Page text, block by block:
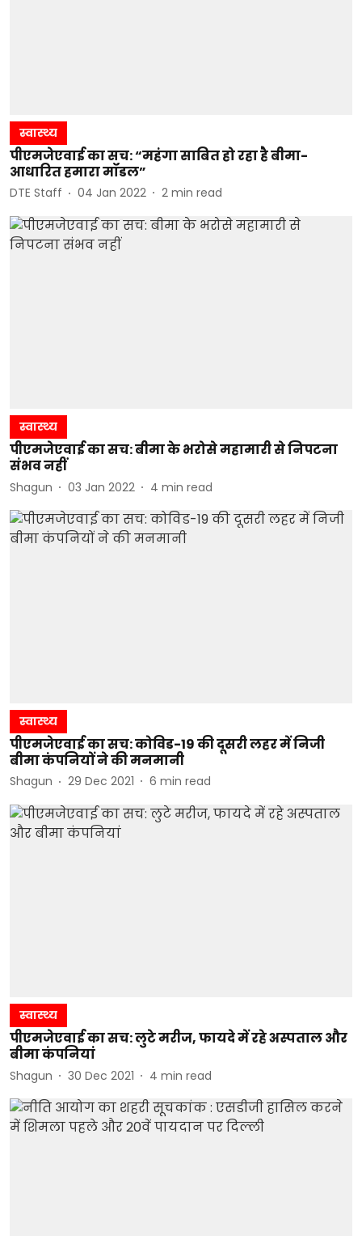
स्वास्थ्य
पीएमजेएवाई का सच: “महंगा साबित हो रहा है बीमा-
आधारित हमारा मॉडल”
DTE Staff 04 Jan 2022 2 min read
स्वास्थ्य
पीएमजेएवाई का सच: बीमा के भरोसे महामारी से निपटना
संभव नहीं
Shagun 03 Jan 2022 4 min read
स्वास्थ्य
पीएमजेएवाई का सच: कोविड-19 की दूसरी लहर में निजी
बीमा कंपनियों ने की मनमानी
Shagun 29 Dec 2021 6 min read
स्वास्थ्य
पीएमजेएवाई का सच: लुटे मरीज, फायदे में रहे अस्पताल और
बीमा कंपनियां
Shagun 30 Dec 2021 4 min read